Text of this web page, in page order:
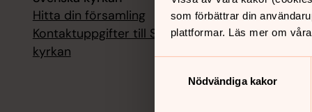
som förbättrar din
plattformar. Läs mer om
Nödvändiga kakor
Hitta din församling
Kontaktuppgifter till Svenska
kyrkan